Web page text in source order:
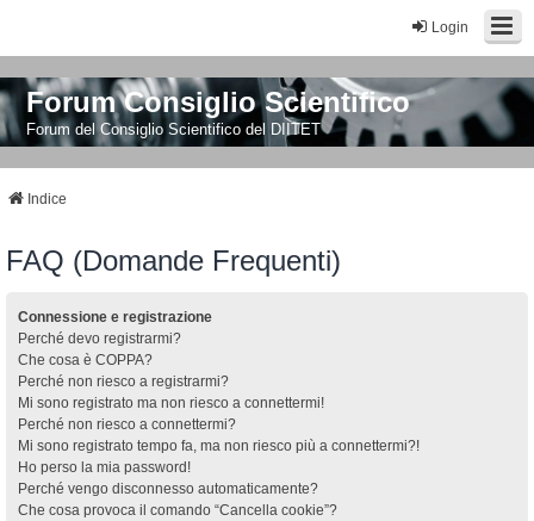
Login
Forum Consiglio Scientifico
Forum del Consiglio Scientifico del DIITET
Indice
FAQ (Domande Frequenti)
Connessione e registrazione
Perché devo registrarmi?
Che cosa è COPPA?
Perché non riesco a registrarmi?
Mi sono registrato ma non riesco a connettermi!
Perché non riesco a connettermi?
Mi sono registrato tempo fa, ma non riesco più a connettermi?!
Ho perso la mia password!
Perché vengo disconnesso automaticamente?
Che cosa provoca il comando “Cancella cookie”?